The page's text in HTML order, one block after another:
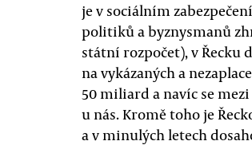
je v sociálním
politiků a byznysmanů
státní rozpočet), v Řecku
na vykázaných a
50 miliard a navíc se
u nás. Kromě toho je
a v minulých letech